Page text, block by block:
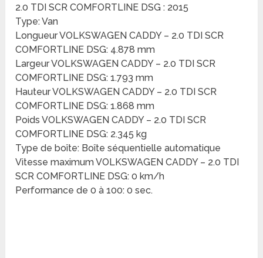
2.0 TDI SCR COMFORTLINE DSG : 2015
Type: Van
Longueur VOLKSWAGEN CADDY – 2.0 TDI SCR
COMFORTLINE DSG: 4.878 mm
Largeur VOLKSWAGEN CADDY – 2.0 TDI SCR
COMFORTLINE DSG: 1.793 mm
Hauteur VOLKSWAGEN CADDY – 2.0 TDI SCR
COMFORTLINE DSG: 1.868 mm
Poids VOLKSWAGEN CADDY – 2.0 TDI SCR
COMFORTLINE DSG: 2.345 kg
Type de boîte: Boîte séquentielle automatique
Vitesse maximum VOLKSWAGEN CADDY – 2.0 TDI
SCR COMFORTLINE DSG: 0 km/h
Performance de 0 à 100: 0 sec.